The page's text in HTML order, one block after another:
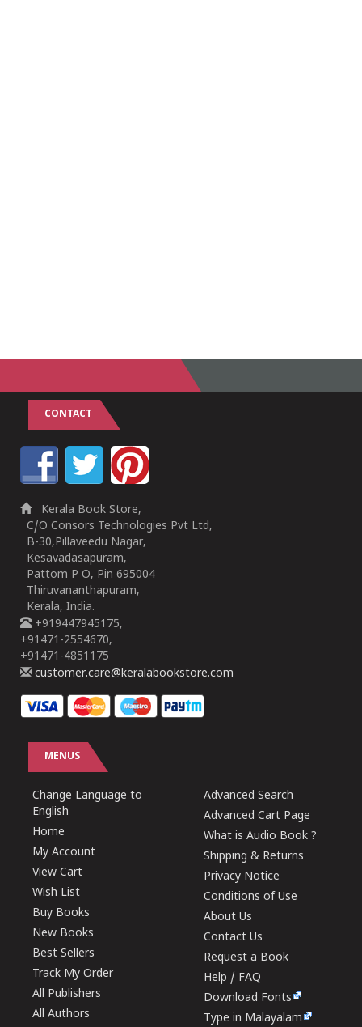
CONTACT
Kerala Book Store,
C/O Consors Technologies Pvt Ltd,
B-30,Pillaveedu Nagar,
Kesavadasapuram,
Pattom P O, Pin 695004
Thiruvananthapuram,
Kerala, India.
+919447945175,
+91471-2554670,
+91471-4851175
customer.care@keralabookstore.com
MENUS
Change Language to
English
Home
My Account
View Cart
Wish List
Buy Books
New Books
Best Sellers
Track My Order
All Publishers
All Authors
Advanced Search
Advanced Cart Page
What is Audio Book ?
Shipping & Returns
Privacy Notice
Conditions of Use
About Us
Contact Us
Request a Book
Help / FAQ
Download Fonts
Type in Malayalam